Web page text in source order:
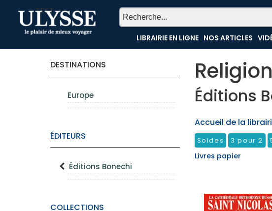
TEST
LIBRAIRIE EN LIGNE NOS ARTICLES
DESTINATIONS
Europe
ÉDITEURS
Éditions Bonechi
COLLECTIONS
Religion
Éditions
Accueil de la
Soldes 3 pour 2
Livres papier